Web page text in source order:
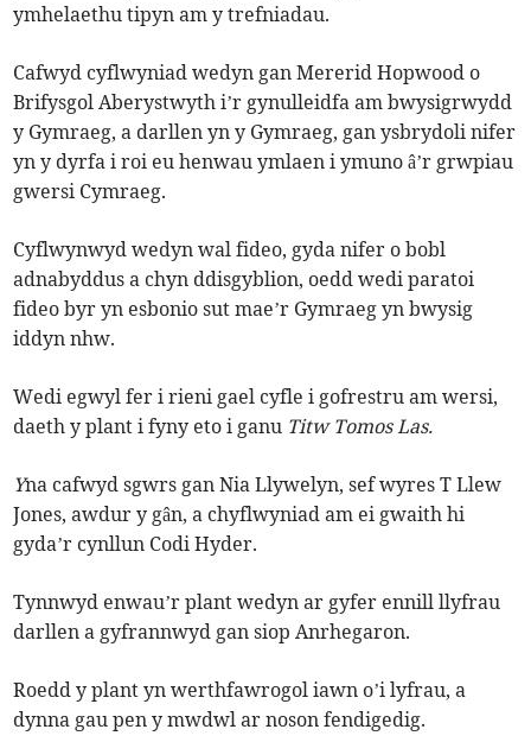
ymhelaethu tipyn am y trefniadau.
Cafwyd cyflwyniad wedyn gan Mererid Hopwood o
Brifysgol Aberystwyth i’r gynulleidfa am bwysigrwydd
y Gymraeg, a darllen yn y Gymraeg, gan ysbrydoli nifer
yn y dyrfa i roi eu henwau ymlaen i ymuno â’r grwpiau
gwersi Cymraeg.
Cyflwynwyd wedyn wal fideo, gyda nifer o bobl
adnabyddus a chyn ddisgyblion, oedd wedi paratoi
fideo byr yn esbonio sut mae’r Gymraeg yn bwysig
iddyn nhw.
Wedi egwyl fer i rieni gael cyfle i gofrestru am wersi,
daeth y plant i fyny eto i ganu Titw Tomos Las.
Yna cafwyd sgwrs gan Nia Llywelyn, sef wyres T Llew
Jones, awdur y gân, a chyflwyniad am ei gwaith hi
gyda’r cynllun Codi Hyder.
Tynnwyd enwau’r plant wedyn ar gyfer ennill llyfrau
darllen a gyfrannwyd gan siop Anrhegaron.
Roedd y plant yn werthfawrogol iawn o’i lyfrau, a
dynna gau pen y mwdwl ar noson fendigedig.